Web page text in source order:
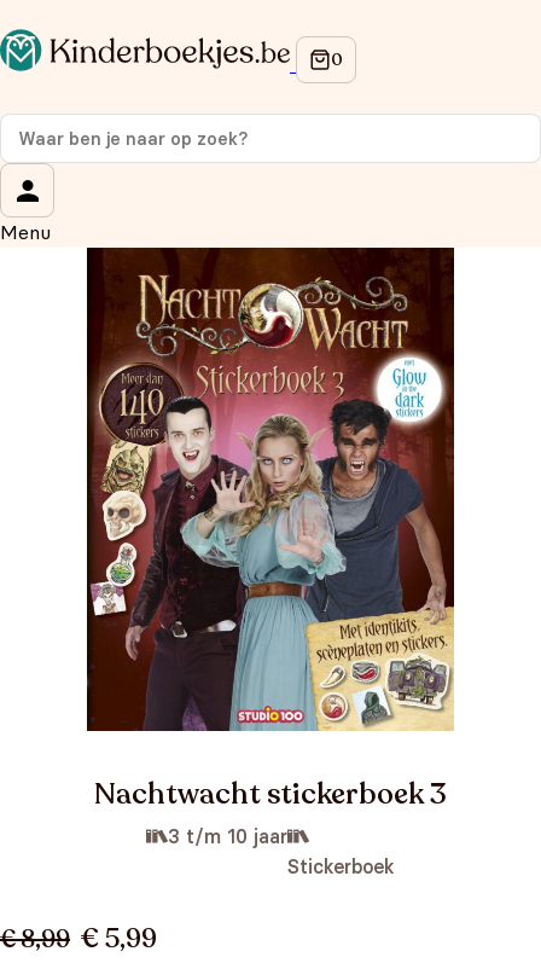
Menu
Nachtwacht stickerboek 3
3 t/m 10 jaar
Stickerboek
€ 8,99 € 5,99
Op de hoogte blijven van onze acties?
Meld je aan voor onze nieuwsbrief en ontvang
korting
Wat is je voornaam?
Wat is je e-mailadres?*
Aanmelden
We gebruiken je gegevens om contact op te nemen, in
overeenstemming met onsprivacybeleid.